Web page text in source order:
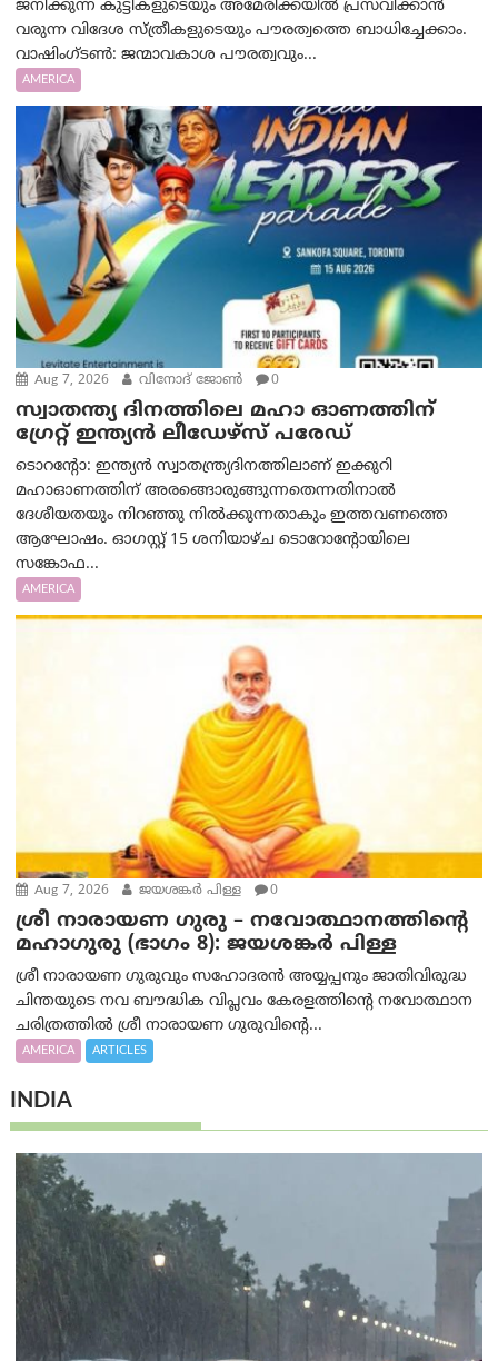
ജനിക്കുന്ന കുട്ടികളുടെയും അമേരിക്കയിൽ പ്രസവിക്കാൻ
വരുന്ന വിദേശ സ്ത്രീകളുടെയും പൗരത്വത്തെ ബാധിച്ചേക്കാം.
വാഷിംഗ്ടണ്‍: ജന്മാവകാശ പൗരത്വവും...
AMERICA
Aug 7, 2026 വിനോദ് ജോൺ 0
സ്വാതന്ത്യ ദിനത്തിലെ മഹാ ഓണത്തിന്
ഗ്രേറ്റ് ഇന്ത്യൻ ലീഡേഴ്സ് പരേഡ്
ടൊറന്റോ: ഇന്ത്യൻ സ്വാതന്ത്ര്യദിനത്തിലാണ് ഇക്കുറി
മഹാഓണത്തിന് അരങ്ങൊരുങ്ങുന്നതെന്നതിനാൽ
ദേശീയതയും നിറഞ്ഞു നിൽക്കുന്നതാകും ഇത്തവണത്തെ
ആഘോഷം. ഓഗസ്റ്റ് 15 ശനിയാഴ്ച ടൊറോന്റോയിലെ
സങ്കോഫ...
AMERICA
Aug 7, 2026 ജയശങ്കര്‍ പിള്ള 0
ശ്രീ നാരായണ ഗുരു – നവോത്ഥാനത്തിന്റെ
മഹാഗുരു (ഭാഗം 8): ജയശങ്കര്‍ പിള്ള
ശ്രീ നാരായണ ഗുരുവും സഹോദരൻ അയ്യപ്പനും ജാതിവിരുദ്ധ
ചിന്തയുടെ നവ ബൗദ്ധിക വിപ്ലവം കേരളത്തിന്റെ നവോത്ഥാന
ചരിത്രത്തിൽ ശ്രീ നാരായണ ഗുരുവിന്റെ...
AMERICA ARTICLES
INDIA